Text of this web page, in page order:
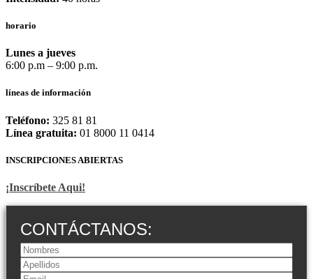
horario
Lunes a jueves
6:00 p.m – 9:00 p.m.
líneas de información
Teléfono: 325 81 81
Línea gratuita: 01 8000 11 0414
INSCRIPCIONES ABIERTAS
¡Inscríbete Aqui!
CONTÁCTANOS: